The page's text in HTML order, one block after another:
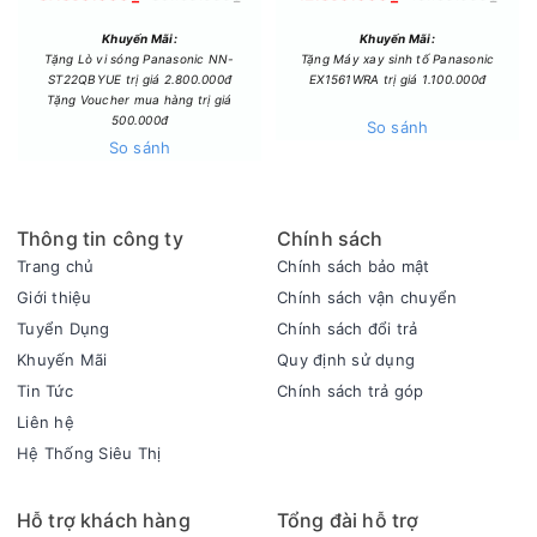
quần áo đặc biệt như vải màu, mỏng, len,...
Công nghệ Blue AG+ được JFRL công nhận có thể diệt khuẩn
99.99% giúp bảo vệ an toàn làn da nhạy cảm.
Khuyến Mãi:
Tặng Lò vi sóng Panasonic NN-
ST22QBYUE trị giá 2.800.000đ
Tặng Voucher mua hàng trị giá
500.000đ
So sánh
Khuyến Mãi:
Tặng Máy xay sinh tố Panasonic
EX1561WRA trị giá 1.100.000đ
So sánh
Thông tin công ty
Trang chủ
Giới thiệu
Tuyển Dụng
Khuyến Mãi
Tin Tức
Liên hệ
Hệ Thống Siêu Thị
Chính sách
Chính sách bảo mật
Chính sách vận chuyển
Chính sách đổi trả
Quy định sử dụng
Chính sách trả góp
Hỗ trợ khách hàng Tổng đài hỗ trợ